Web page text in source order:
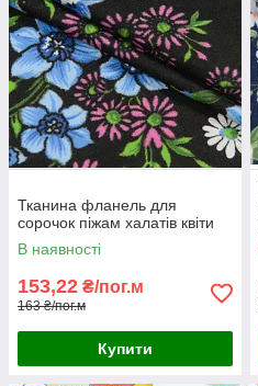
Тканина фланель для
сорочок піжам халатів квіти
В наявності
153,22 ₴/пог.м
163 ₴/пог.м
Купити